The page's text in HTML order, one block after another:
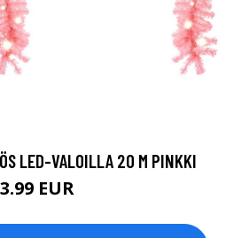
LED-VALOILLA 20 M PINKKI
EUR